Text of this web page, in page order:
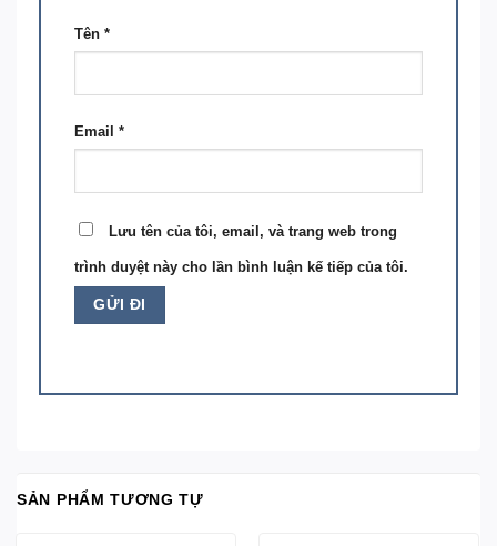
Tên *
Email *
Lưu tên của tôi, email, và trang web trong
trình duyệt này cho lần bình luận kế tiếp của tôi.
SẢN PHẨM TƯƠNG TỰ